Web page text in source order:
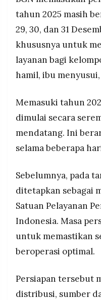
tahun 2025 masih
29, 30, dan 31
khususnya untuk
layanan bagi
hamil, ibu
Memasuki tahun
dimulai secara
mendatang. Ini
selama beberapa
Sebelumnya, pada
ditetapkan sebagai
Satuan Pelayanan
Indonesia. Masa
untuk memastikan
beroperasi optimal.
Persiapan tersebut
distribusi, sumber